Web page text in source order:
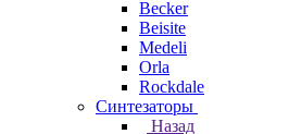
Becker
Beisite
Medeli
Orla
Rockdale
Синтезаторы
Назад